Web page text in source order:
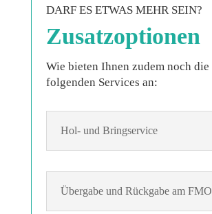
DARF ES ETWAS MEHR SEIN?
Zusatzoptionen
Wie bieten Ihnen zudem noch die
folgenden Services an:
Hol- und Bringservice
Übergabe und Rückgabe am FMO